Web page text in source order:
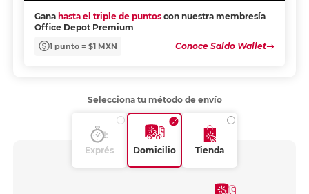
Gana hasta el triple de puntos con nuestra membresía
Office Depot Premium
1 punto = $1 MXN Conoce Saldo Wallet
Selecciona tu método de envío
Exprés Domicilio Tienda